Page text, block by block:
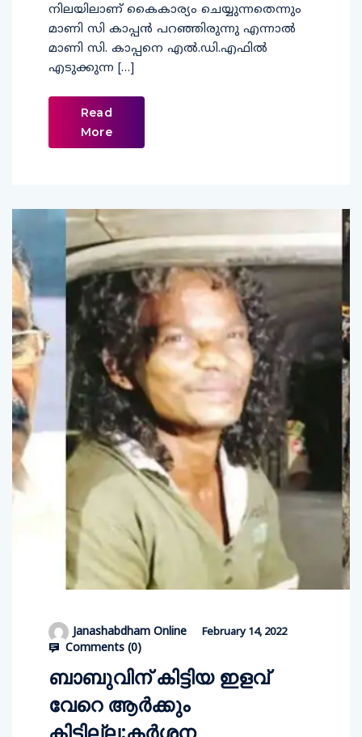
നിലയിലാണ് കൈകാര്യം ചെയ്യുന്നതെന്നും
മാണി സി കാപ്പൻ പറഞ്ഞിരുന്നു എന്നാൽ
മാണി സി. കാപ്പനെ എൽ.ഡി.എഫിൽ
എടുക്കുന്ന […]
Read
More
Janashabdham Online February 14, 2022
Comments (0)
ബാബുവിന് കിട്ടിയ ഇളവ്
വേറെ ആര്‍ക്കും